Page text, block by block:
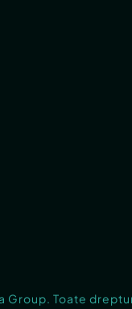
Group. Toate